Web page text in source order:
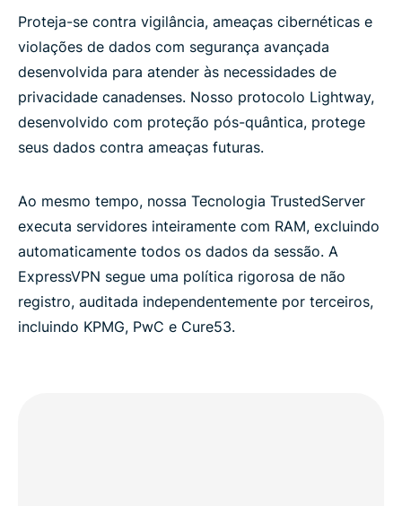
Proteja-se contra vigilância, ameaças cibernéticas e
violações de dados com segurança avançada
desenvolvida para atender às necessidades de
privacidade canadenses. Nosso protocolo Lightway,
desenvolvido com proteção pós-quântica, protege
seus dados contra ameaças futuras.
Ao mesmo tempo, nossa Tecnologia TrustedServer
executa servidores inteiramente com RAM, excluindo
automaticamente todos os dados da sessão. A
ExpressVPN segue uma política rigorosa de não
registro, auditada independentemente por terceiros,
incluindo KPMG, PwC e Cure53.